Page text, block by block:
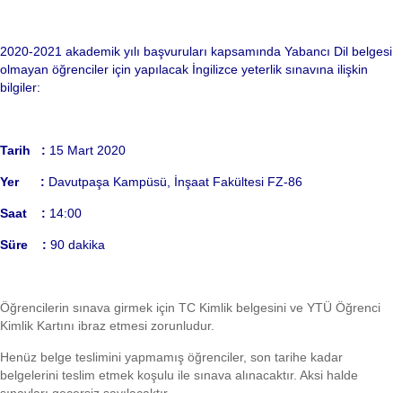
2020-2021 akademik yılı başvuruları kapsamında Yabancı Dil belgesi
olmayan öğrenciler için yapılacak İngilizce yeterlik sınavına ilişkin
bilgiler:
Tarih : 15 Mart 2020
Yer : Davutpaşa Kampüsü, İnşaat Fakültesi FZ-86
Saat : 14:00
Süre : 90 dakika
Öğrencilerin sınava girmek için TC Kimlik belgesini ve YTÜ Öğrenci
Kimlik Kartını ibraz etmesi zorunludur.
Henüz belge teslimini yapmamış öğrenciler, son tarihe kadar
belgelerini teslim etmek koşulu ile sınava alınacaktır. Aksi halde